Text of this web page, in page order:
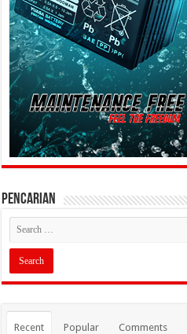
PENCARIAN
Recent Popular Comments